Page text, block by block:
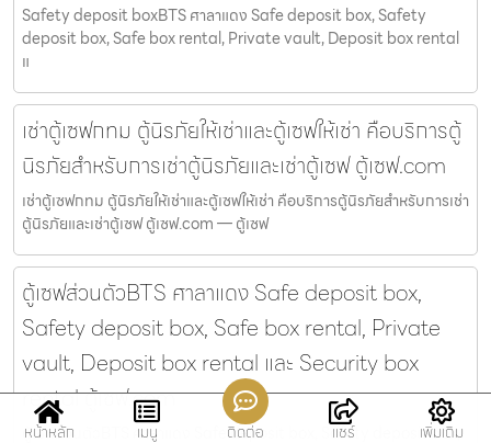
Safety deposit boxBTS ศาลาแดง Safe deposit box, Safety
deposit box, Safe box rental, Private vault, Deposit box rental
แ
เช่าตู้เซฟกทม ตู้นิรภัยให้เช่าและตู้เซฟให้เช่า คือบริการตู้
นิรภัยสำหรับการเช่าตู้นิรภัยและเช่าตู้เซฟ ตู้เซฟ.com
เช่าตู้เซฟกทม ตู้นิรภัยให้เช่าและตู้เซฟให้เช่า คือบริการตู้นิรภัยสำหรับการเช่า
ตู้นิรภัยและเช่าตู้เซฟ ตู้เซฟ.com — ตู้เซฟ
ตู้เซฟส่วนตัวBTS ศาลาแดง Safe deposit box,
Safety deposit box, Safe box rental, Private
vault, Deposit box rental และ Security box
rental ตู้เซฟ.com
ตู้เซฟส่วนตัวBTS ศาลาแดง Safe deposit box, Safety deposit box,
หน้าหลัก เมนู ติดต่อ แชร์ เพิ่มเติม